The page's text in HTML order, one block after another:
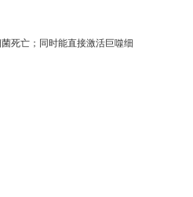
死亡；同时能直接激活巨噬细